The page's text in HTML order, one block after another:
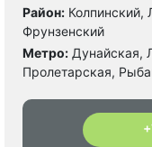
Район: Колпинский,
Фрунзенский
Метро: Дунайская,
Пролетарская,